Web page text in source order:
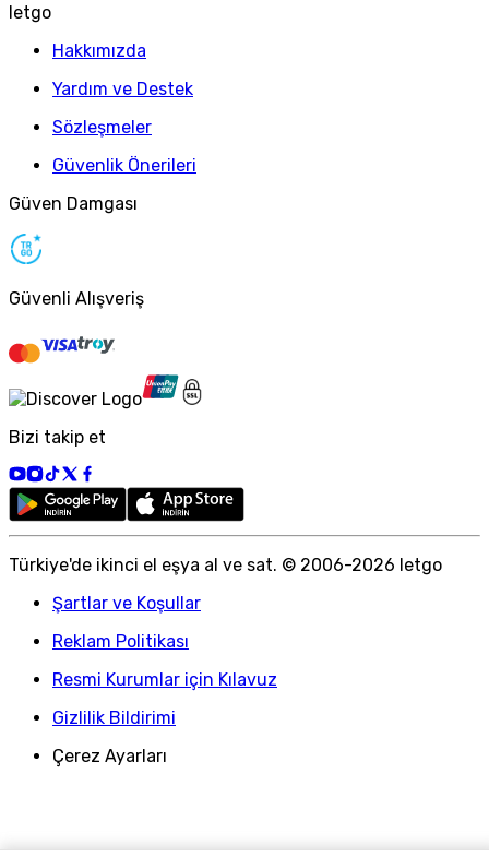
letgo
Hakkımızda
Yardım ve Destek
Sözleşmeler
Güvenlik Önerileri
Güven Damgası
Güvenli Alışveriş
Bizi takip et
Türkiye'de ikinci el eşya al ve sat. © 2006-2026 letgo
Şartlar ve Koşullar
Reklam Politikası
Resmi Kurumlar için Kılavuz
Gizlilik Bildirimi
Çerez Ayarları